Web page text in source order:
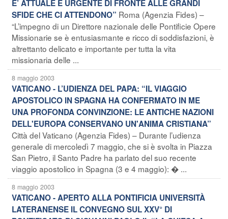
E’ ATTUALE E URGENTE DI FRONTE ALLE GRANDI
SFIDE CHE CI ATTENDONO” Roma (Agenzia Fides) –
“L’impegno di un Direttore nazionale delle Pontificie Opere
Missionarie se è entusiasmante e ricco di soddisfazioni, è
altrettanto delicato e importante per tutta la vita
missionaria delle ...
8 maggio 2003
VATICANO - L’UDIENZA DEL PAPA: “IL VIAGGIO
APOSTOLICO IN SPAGNA HA CONFERMATO IN ME
UNA PROFONDA CONVINZIONE: LE ANTICHE NAZIONI
DELL'EUROPA CONSERVANO UN'ANIMA CRISTIANA”
Città del Vaticano (Agenzia Fides) – Durante l’udienza
generale di mercoledì 7 maggio, che si è svolta in Piazza
San Pietro, il Santo Padre ha parlato del suo recente
viaggio apostolico in Spagna (3 e 4 maggio): � ...
8 maggio 2003
VATICANO - APERTO ALLA PONTIFICIA UNIVERSITÀ
LATERANENSE IL CONVEGNO SUL XXV° DI